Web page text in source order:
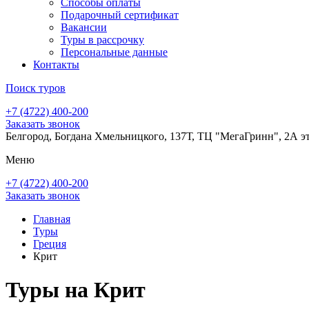
Подарочный сертификат
Вакансии
Туры в рассрочку
Персональные данные
Контакты
Поиск туров
+7 (4722) 400-200
Заказать звонок
Белгород, Богдана Хмельницкого, 137Т, ТЦ "МегаГринн", 2А
Меню
+7 (4722) 400-200
Заказать звонок
Главная
Туры
Греция
Крит
Туры на Крит